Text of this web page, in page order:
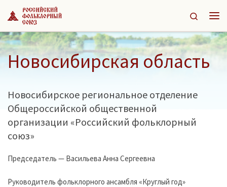
Перейти к содержимому
Search
Новосибирская область
Новосибирское региональное отделение
Общероссийской общественной
организации «Российский фольклорный
союз»
Председатель — Васильева Анна Сергеевна
Руководитель фольклорного ансамбля «Круглый год»